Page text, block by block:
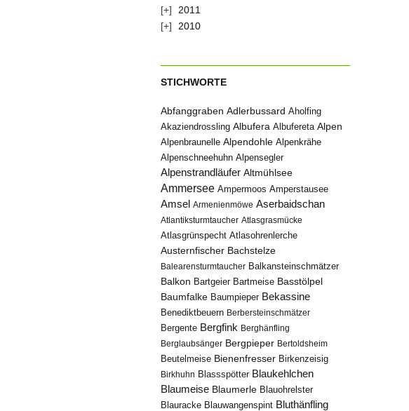
2011
2010
STICHWORTE
Abfanggraben Adlerbussard Aholfing
Akaziendrossling Albufera Albufereta Alpen
Alpenbraunelle Alpendohle Alpenkrähe
Alpenschneehuhn Alpensegler
Alpenstrandläufer Altmühlsee
Ammersee Ampermoos Amperstausee
Amsel Armenienmöwe Aserbaidschan
Atlantiksturmtaucher Atlasgrasmücke
Atlasgrünspecht Atlasohrenlerche
Austernfischer Bachstelze
Balearensturmtaucher Balkansteinschmätzer
Balkon Bartgeier Bartmeise Basstölpel
Baumfalke Baumpieper Bekassine
Benediktbeuern Berbersteinschmätzer
Bergente Bergfink Berghänfling
Berglaubsänger Bergpieper Bertoldsheim
Beutelmeise Bienenfresser Birkenzeisig
Birkhuhn Blassspötter Blaukehlchen
Blaumeise Blaumerle Blauohrelster
Blauracke Blauwangenspint Bluthänfling